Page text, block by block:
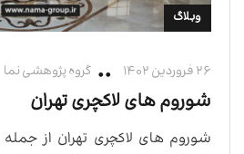
وبلاگ
۲۶ فروردین ۱۴۰۲ گروه پژوهشی نما
شوروم های لاکچری تهران
شوروم های لاکچری تهران از